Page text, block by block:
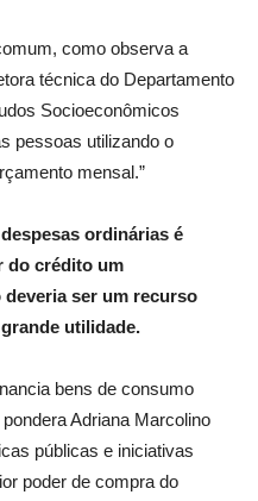
como observa a
técnica do Departamento
Socioeconômicos
pessoas utilizando o
mensal.”
ordinárias é
do crédito um
ser um recurso
utilidade.
bens de consumo
Adriana Marcolino
públicas e iniciativas
poder de compra do